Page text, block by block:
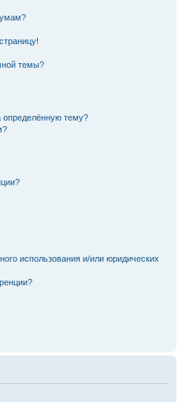
темы?
определённую тему?
использования и/или юридических